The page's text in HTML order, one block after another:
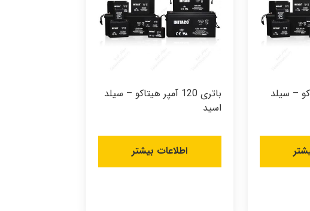
– سیلد
باتری 120 آمپر هیتاکو – سیلد
اسید
اطلاعات بیشتر